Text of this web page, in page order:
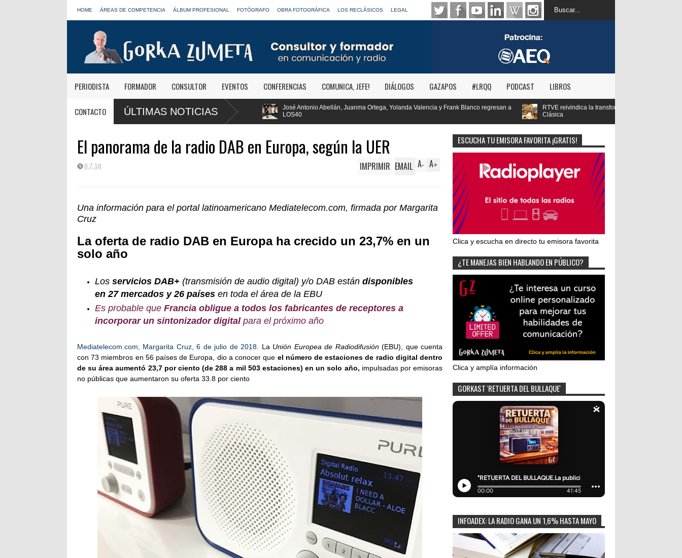
HOME ÁREAS DE COMPETENCIA ÁLBUM PROFESIONAL FOTÓGRAFO OBRA FOTOGRÁFICA LOS RECLÁSICOS LEGAL
PERIODISTA FORMADOR CONSULTOR EVENTOS CONFERENCIAS COMUNICA, JEFE! DIÁLOGOS GAZAPOS #LRQQ PODCAST LIBROS
CONTACTO ÚLTIMAS NOTICIAS
informativas de Onda Cero: "El viaje mereció
José Antonio Abellán, Juanma Ortega, Yolanda Valencia y Frank Blanco regresan a
LOS40
RTVE reivindica la transformación digital de RNE y blinda el futuro de Radio 3 y Radio
El panorama de la radio DAB en Europa, según la UER
8.7.18 A+
A-
IMPRIMIR EMAIL
Una información para el portal latinoamericano Mediatelecom.com, firmada por Margarita
Cruz
La oferta de radio DAB en Europa ha crecido un 23,7% en un
solo año
Los servicios DAB+ (transmisión de audio digital) y/o DAB están disponibles
en 27 mercados y 26 países en toda el área de la EBU
Es probable que Francia obligue a todos los fabricantes de receptores a
incorporar un sintonizador digitalpara el próximo año
Mediatelecom.com, Margarita Cruz, 6 de julio de 2018. La Unión Europea de Radiodifusión(EBU), que cuenta
con 73 miembros en 56 países de Europa, dio a conocer que el número de estaciones de radio digital dentro
de su área aumentó 23,7 por ciento (de 288 a mil 503 estaciones) en un solo año, impulsadas por emisoras
no públicas que aumentaron su oferta 33.8 por ciento
ESCUCHA TU EMISORA FAVORITA ¡GRATIS!
Clica y escucha en directo tu emisora favorita
¿TE MANEJAS BIEN HABLANDO EN PÚBLICO?
Clica y amplía información
GORKAST 'RETUERTA DEL BULLAQUE'
INFOADEX: LA RADIO GANA UN 1,6% HASTA MAYO